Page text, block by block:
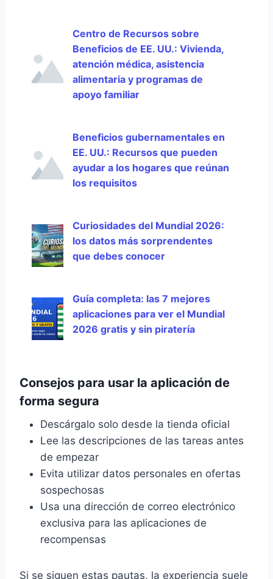
Centro de Recursos sobre
Beneficios de EE. UU.: Vivienda,
atención médica, asistencia
alimentaria y programas de
apoyo familiar
Beneficios gubernamentales en
EE. UU.: Recursos que pueden
ayudar a los hogares que reúnan
los requisitos
Curiosidades del Mundial 2026:
los datos más sorprendentes
que debes conocer
Guía completa: las 7 mejores
aplicaciones para ver el Mundial
2026 gratis y sin piratería
Consejos para usar la aplicación de
forma segura
Descárgalo solo desde la tienda oficial
Lee las descripciones de las tareas antes
de empezar
Evita utilizar datos personales en ofertas
sospechosas
Usa una dirección de correo electrónico
exclusiva para las aplicaciones de
recompensas
Si se siguen estas pautas, la experiencia suele